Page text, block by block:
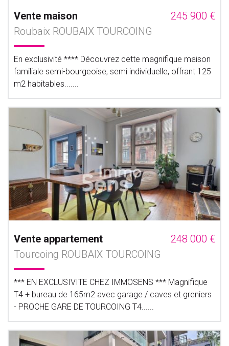
Vente maison
245 900 €
Roubaix ROUBAIX TOURCOING
En exclusivité **** Découvrez cette magnifique maison
familiale semi-bourgeoise, semi individuelle, offrant 125
m2 habitables.......
Vente appartement
248 000 €
Tourcoing ROUBAIX TOURCOING
*** EN EXCLUSIVITE CHEZ IMMOSENS *** Magnifique
T4 + bureau de 165m2 avec garage / caves et greniers
- PROCHE GARE DE TOURCOING T4......